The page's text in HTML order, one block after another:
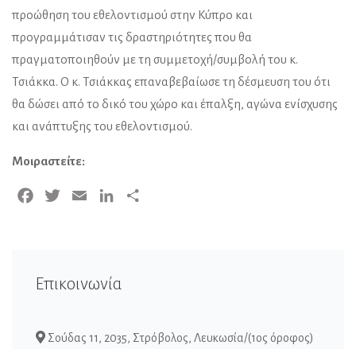
προώθηση του εθελοντισμού στην Κύπρο και
προγραμμάτισαν τις δραστηριότητες που θα
πραγματοποιηθούν με τη συμμετοχή/συμβολή του κ.
Τσιάκκα. Ο κ. Τσιάκκας επαναβεβαίωσε τη δέσμευση του ότι
θα δώσει από το δικό του χώρο και έπαλξη, αγώνα ενίσχυσης
και ανάπτυξης του εθελοντισμού.
Μοιραστείτε:
Facebook
Twitter Email LinkedIn
Επικοινωνία
Σούδας 11, 2035, Στρόβολος, Λευκωσία/(1ος όροφος)